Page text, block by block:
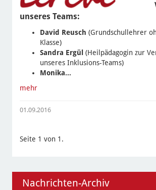
unseres Teams:
David Reusch (Grundschullehrer
Klasse)
Sandra Ergül (Heilpädagogin zur
unseres Inklusions-Teams)
Monika…
mehr
01.09.2016
Seite 1 von 1.
Nachrichten-Archiv